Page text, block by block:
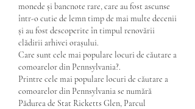
monede și bancnote rare, care au fost ascunse
într-o cutie de lemn timp de mai multe decenii
și au fost descoperite în timpul renovării
clădirii arhivei orașului.
Care sunt cele mai populare locuri de căutare a
comoarelor din Pennsylvania?.
Printre cele mai populare locuri de căutare a
comoarelor din Pennsylvania se numără
Pădurea de Stat Ricketts Glen, Parcul